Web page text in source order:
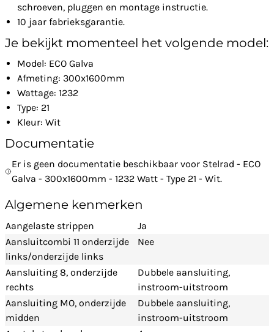
schroeven, pluggen en montage instructie.
10 jaar fabrieksgarantie.
Je bekijkt momenteel het volgende model:
Model: ECO Galva
Afmeting: 300x1600mm
Wattage: 1232
Type: 21
Kleur: Wit
Documentatie
Er is geen documentatie beschikbaar voor Stelrad - ECO
Galva - 300x1600mm - 1232 Watt - Type 21 - Wit.
Algemene kenmerken
Aangelaste strippen
Ja
Aansluitcombi 11 onderzijde
links/onderzijde links
Nee
Aansluiting 8, onderzijde
rechts
Dubbele aansluiting,
instroom-uitstroom
Aansluiting MO, onderzijde
midden
Dubbele aansluiting,
instroom-uitstroom